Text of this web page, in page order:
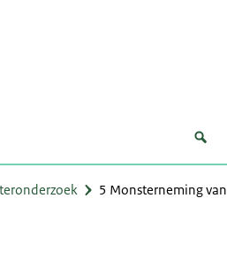
5 Monsterneming van